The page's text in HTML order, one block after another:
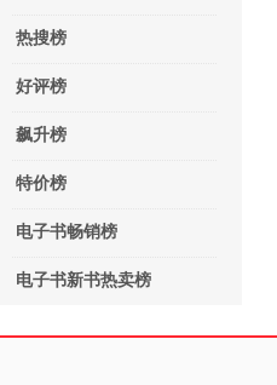
热搜榜
好评榜
飙升榜
特价榜
电子书畅销榜
电子书新书热卖榜